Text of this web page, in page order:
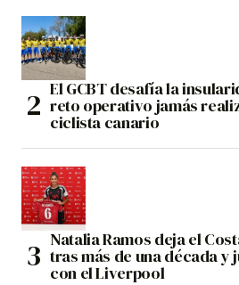
El GCBT desafía la
reto operativo jamás
ciclista canario
Natalia Ramos deja el
tras más de una década y
con el Liverpool